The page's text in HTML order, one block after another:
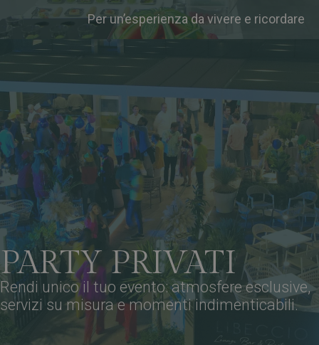
Per un’esperienza da vivere e ricordare
PARTY PRIVATI
Rendi unico il tuo evento: atmosfere esclusive,
servizi su misura e momenti indimenticabili.